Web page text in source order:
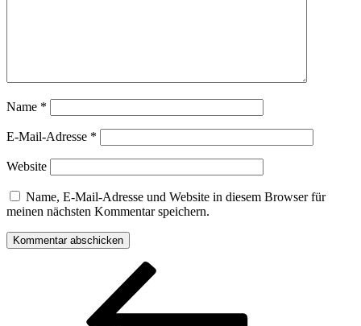
Name *
E-Mail-Adresse *
Website
Name, E-Mail-Adresse und Website in diesem Browser für
meinen nächsten Kommentar speichern.
Beitragsnavigation